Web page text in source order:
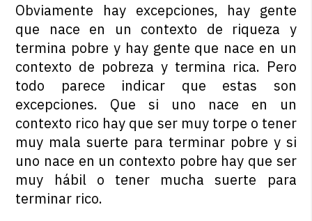
Obviamente hay excepciones, hay gente
que nace en un contexto de riqueza y
termina pobre y hay gente que nace en un
contexto de pobreza y termina rica. Pero
todo parece indicar que estas son
excepciones. Que si uno nace en un
contexto rico hay que ser muy torpe o tener
muy mala suerte para terminar pobre y si
uno nace en un contexto pobre hay que ser
muy hábil o tener mucha suerte para
terminar rico.